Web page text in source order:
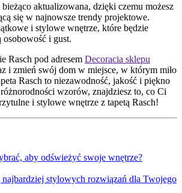
bieżąco aktualizowana, dzięki czemu możesz
się w najnowsze trendy projektowe.
i stylowe wnętrze, które będzie
i gust.
Rasch pod adresem Decoracia sklepu
i zmień swój dom w miejsce, w którym miło
Rasch to niezawodność, jakość i piękno
wzorów, znajdziesz to, co Ci
i stylowe wnętrze z tapetą Rasch!
aby odświeżyć swoje wnętrze?
najbardziej stylowych rozwiązań dla Twojego